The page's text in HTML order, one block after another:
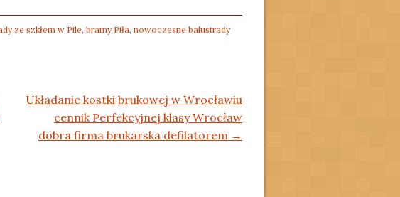
ze szkłem w Pile, bramy Piła, nowoczesne balustrady
Układanie kostki brukowej w Wrocławiu
cennik Perfekcyjnej klasy Wrocław
dobra firma brukarska defilatorem →